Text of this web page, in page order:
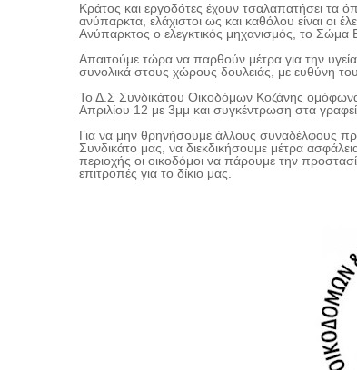
Κράτος και εργοδότες έχουν τσαλαπατήσει τα
ανύπαρκτα, ελάχιστοι ως και καθόλου είναι οι
Ανύπαρκτος ο ελεγκτικός μηχανισμός, το
Απαιτούμε τώρα να παρθούν μέτρα για την
συνολικά στους χώρους δουλειάς, με ευθύνη
Το Δ.Σ Συνδικάτου Οικοδόμων Κοζάνης
Απριλίου 12 με 3μμ και συγκέντρωση στα
Για να μην θρηνήσουμε άλλους συναδέλφους
Συνδικάτο μας, να διεκδικήσουμε μέτρα
περιοχής οι οικοδόμοι να πάρουμε την
επιτροπές για το δίκιο μας.